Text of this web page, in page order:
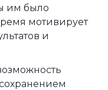
им было
мотивирует
и